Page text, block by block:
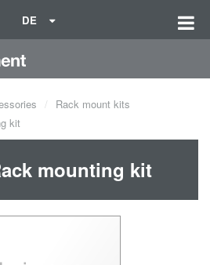
DE
Rack mount kits
kit
mounting kit